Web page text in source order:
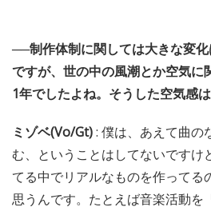
──制作体制に関しては大きな変
ですが、世の中の風潮とか空気に
1年でしたよね。そうした空気感
ミゾベ(Vo/Gt): 僕は、あえて曲の
む、ということはしてないですけ
てる中でリアルなものを作ってる
思うんです。たとえば音楽活動を